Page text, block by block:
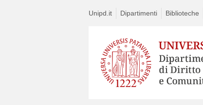
Unipd.it Dipartimenti Biblioteche